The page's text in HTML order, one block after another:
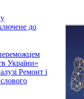
до
України»
Ремонт і